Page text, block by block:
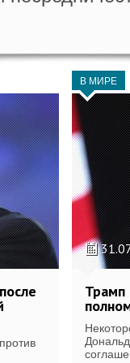
В МИРЕ
Трамп